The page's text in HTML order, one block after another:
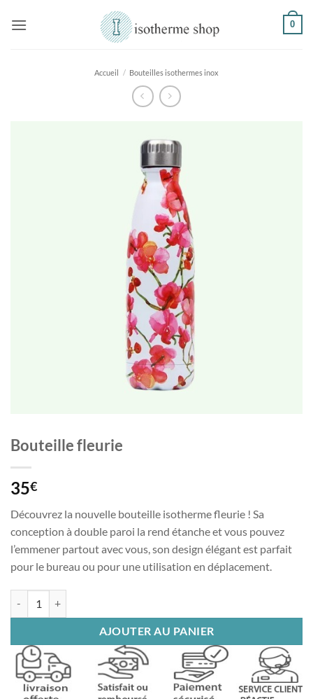
0
Accueil / Bouteilles isothermes inox
Bouteille fleurie
35€
Découvrez la nouvelle bouteille isotherme fleurie ! Sa
conception à double paroi la rend étanche et vous pouvez
l’emmener partout avec vous, son design élégant est parfait
pour le bureau ou pour une utilisation en déplacement.
AJOUTER AU PANIER